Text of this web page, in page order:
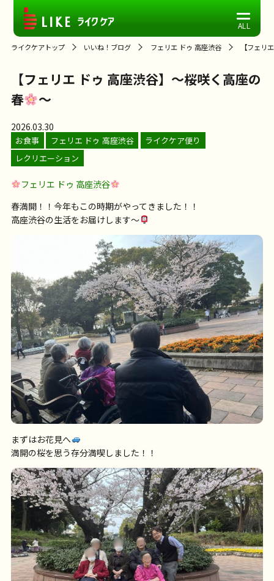
ライクケアトップ いいね！ブログ フェリエ ドゥ 高座渋谷 【フェリ
【フェリエ ドゥ 高座渋谷】～桜咲く高座の
春
～
2026.03.30
お食事 フェリエ ドゥ 高座渋谷
ライクケア便り
レクリエーション
フェリエ ドゥ 高座渋谷
春満開！！今年もこの時期がやってきました！！
高座渋谷の生活をお届けします～
まずはお花見へ
満開の桜を思う存分満喫しました！！